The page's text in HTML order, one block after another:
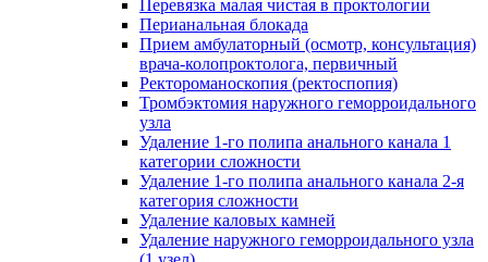
Перевязка малая чистая в проктологии
Перианальная блокада
Прием амбулаторный (осмотр, консультация)
врача-колопроктолога, первичный
Ректороманоскопия (ректоспопия)
Тромбэктомия наружного геморроидального
узла
Удаление 1-го полипа анального канала 1
категории сложности
Удаление 1-го полипа анального канала 2-я
категория сложности
Удаление каловых камней
Удаление наружного геморроидального узла